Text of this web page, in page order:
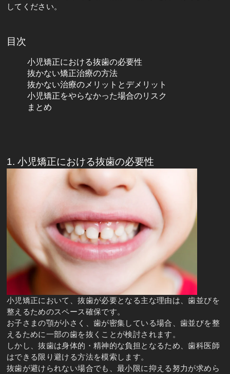
してください。
目次
小児矯正における抜歯の必要性
抜かない矯正治療の方法
抜かない治療のメリットとデメリット
小児矯正をやらなかった場合のリスク
まとめ
1. 小児矯正における抜歯の必要性
小児矯正において、抜歯が必要となる主な理由は、歯並びを
整えるためのスペース確保です。
お子さまの顎が小さく、歯が密集している場合、歯並びを整
えるために一部の歯を抜くことが検討されます。
しかし、抜歯は身体的・精神的な負担となるため、歯科医師
はできる限り避ける方法を模索します。
抜歯が避けられない場合でも、最小限に抑える努力が求めら